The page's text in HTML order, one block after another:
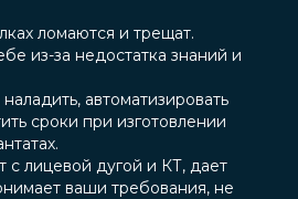
ломаются и трещат.
из-за недостатка знаний и
автоматизировать
сроки при изготовлении
с лицевой дугой и КТ, дает
ваши требования, не